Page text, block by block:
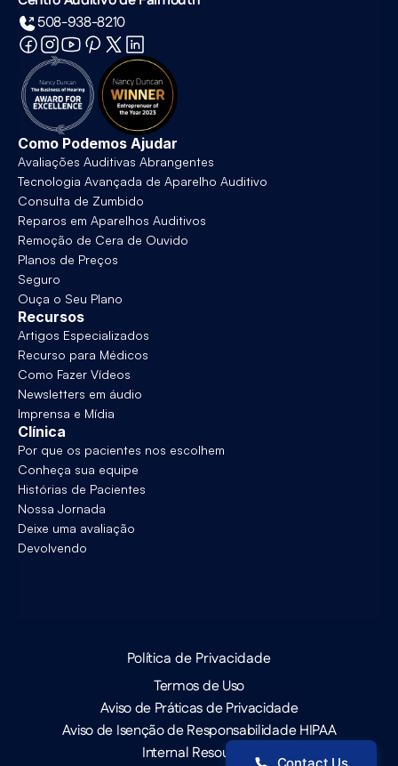
508-938-8210
Como Podemos Ajudar
Avaliações Auditivas Abrangentes
Tecnologia Avançada de Aparelho Auditivo
Consulta de Zumbido
Reparos em Aparelhos Auditivos
Remoção de Cera de Ouvido
Planos de Preços
Seguro
Ouça o Seu Plano
Recursos
Artigos Especializados
Recurso para Médicos
Como Fazer Vídeos
Newsletters em áudio
Imprensa e Mídia
Clínica
Por que os pacientes nos escolhem
Conheça sua equipe
Histórias de Pacientes
Nossa Jornada
Deixe uma avaliação
Devolvendo
Política de Privacidade
Termos de Uso
Aviso de Práticas de Privacidade
Aviso de Isenção de Responsabilidade HIPAA
Internal Resources